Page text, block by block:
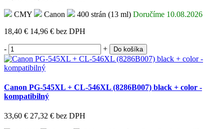
CMY Canon 400 strán (13 ml) Doručíme 10.08.2026
18,40 € 14,96 € bez DPH
- + Do košíka
Canon PG-545XL + CL-546XL (8286B007) black + color -
kompatibilný
33,60 € 27,32 € bez DPH